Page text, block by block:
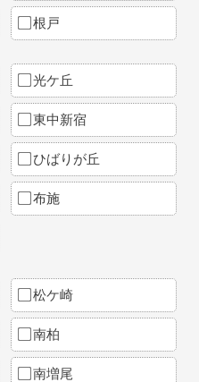
根戸
光ケ丘
東中新宿
ひばりが丘
布施
松ケ崎
南柏
南増尾